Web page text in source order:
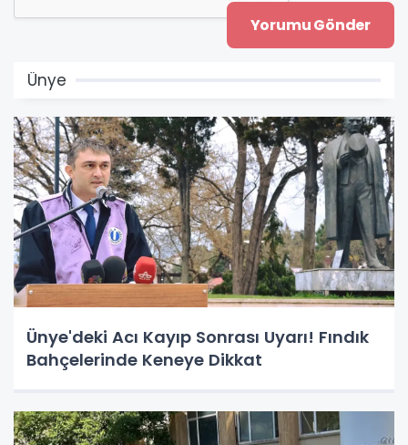
Ünye
Ünye'deki Acı Kayıp Sonrası Uyarı! Fındık
Bahçelerinde Keneye Dikkat